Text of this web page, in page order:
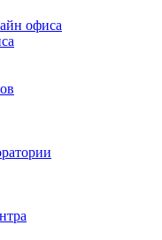
офиса